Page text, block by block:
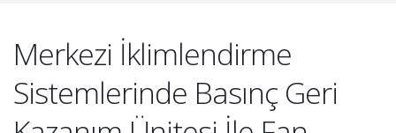
Merkezi İklimlendirme
Sistemlerinde Basınç Geri